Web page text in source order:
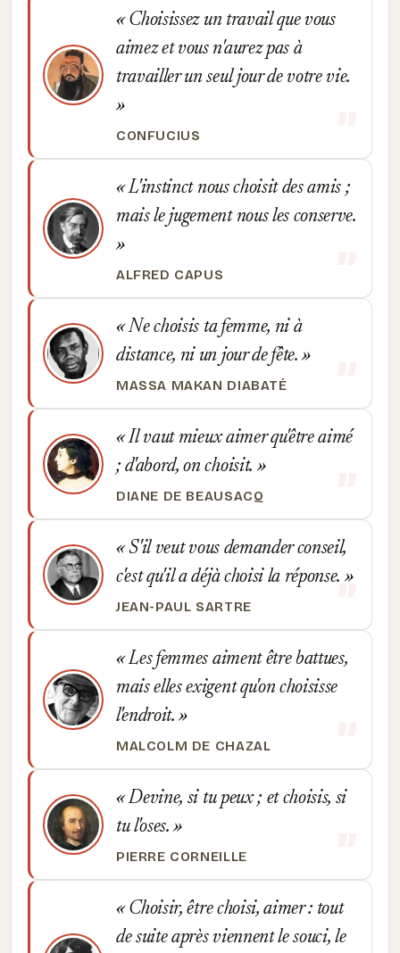
Choisissez un travail que vous
aimez et vous n'aurez pas à
travailler un seul jour de votre vie.
CONFUCIUS
L'instinct nous choisit des amis ;
mais le jugement nous les conserve.
ALFRED CAPUS
Ne choisis ta femme, ni à
distance, ni un jour de fête.
MASSA MAKAN DIABATÉ
Il vaut mieux aimer qu'être aimé
; d'abord, on choisit.
DIANE DE BEAUSACQ
S'il veut vous demander conseil,
c'est qu'il a déjà choisi la réponse.
JEAN-PAUL SARTRE
Les femmes aiment être battues,
mais elles exigent qu'on choisisse
l'endroit.
MALCOLM DE CHAZAL
Devine, si tu peux ; et choisis, si
tu l'oses.
PIERRE CORNEILLE
Choisir, être choisi, aimer : tout
de suite après viennent le souci, le